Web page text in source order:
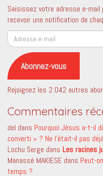
Saisissez votre adresse e-mail
recevoir une notification de
Adresse
e-
mail
Abonnez-vous
Rejoignez les 2 042 autres
Commentaires
del dans Pourquoi Jésus a-t-il
converti » ? Ne l’était-il pas
Lochu Serge dans Les racines
Manassé MAKIESE dans Peut-
temps ?